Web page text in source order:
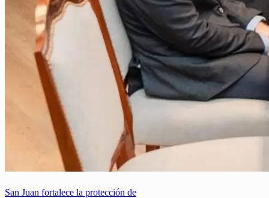
San Juan fortalece la protección de